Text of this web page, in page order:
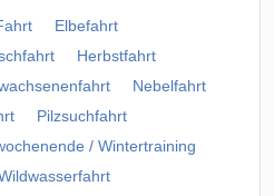
Elbefahrt
Herbstfahrt
Nebelfahrt
Pilzsuchfahrt
/ Wintertraining